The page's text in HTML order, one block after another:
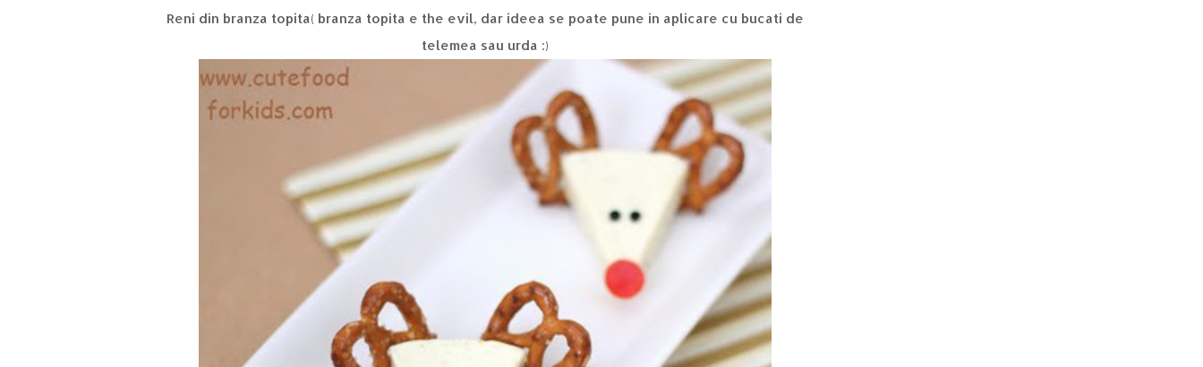
Reni din branza topita( branza topita e the evil, dar ideea se poate pune in aplicare cu bucati de
telemea sau urda :)